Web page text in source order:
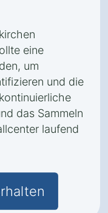
eine
um
und die
das Sammeln
laufend